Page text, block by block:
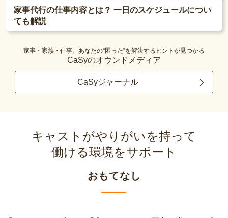
家事代行の仕事内容とは？ 一日のスケジュールについ
ても解説
家事・家族・仕事。あなたの“困った”を解決するヒントが見つかる
CaSyのオウンドメディア
CaSyジャーナル
キャストがやりがいを持って
働ける環境をサポート
おもてなし